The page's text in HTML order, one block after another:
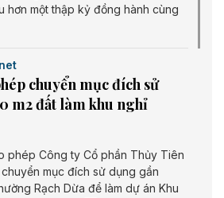
hơn một thập kỷ đồng hành cùng
chuyển mục đích sử
m2 đất làm khu nghỉ
phép Công ty Cổ phần Thủy Tiên
mục đích sử dụng gần
Rạch Dừa để làm dự án Khu